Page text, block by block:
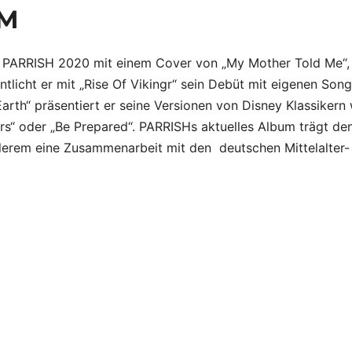
2020 mit einem Cover von „My Mother Told Me“,
er mit „Rise Of Vikingr“ sein Debüt mit eigenen
präsentiert er seine Versionen von Disney Klassikern
oder „Be Prepared“. PARRISHs aktuelles Album trägt
eine Zusammenarbeit mit den deutschen Mittelalter-